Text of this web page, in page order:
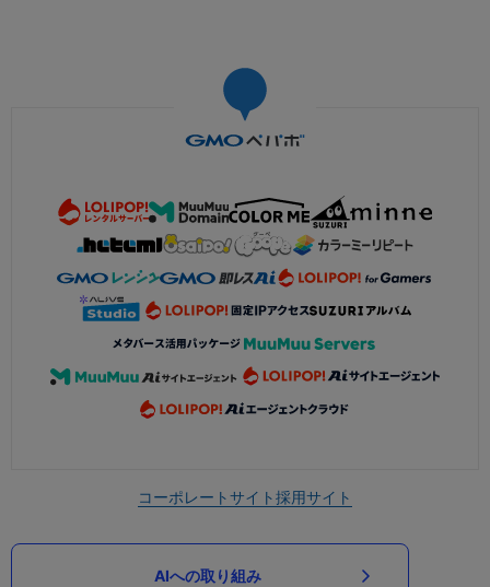
コーポレートサイト採用サイト
AIへの取り組み